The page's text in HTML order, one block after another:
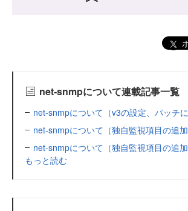
net-snmpについて連載記事一覧
net-snmpについて（v3の設定、パッチに
net-snmpについて（独自監視項目の追
net-snmpについて（独自監視項目の追
もっと読む